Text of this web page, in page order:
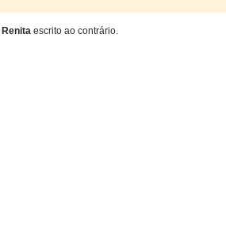
Renita escrito ao contrário.